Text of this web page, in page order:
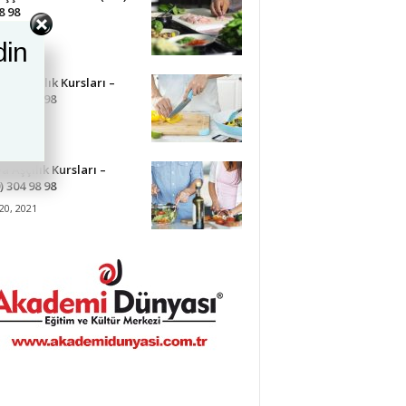
98
2021
Aşçılık Kursları –
304 98 98
Aşçılık Kursları –
304 98 98
2021